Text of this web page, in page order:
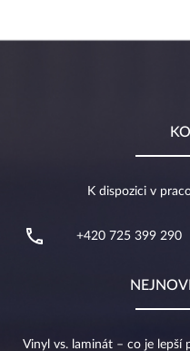
K dispozici v
+420 725 399 290
Vinyl vs. laminát – co je